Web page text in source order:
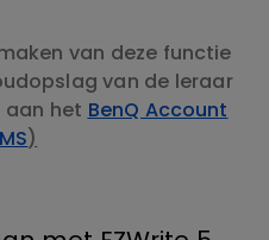
van deze functie
van de leraar
aan het BenQ Account
)